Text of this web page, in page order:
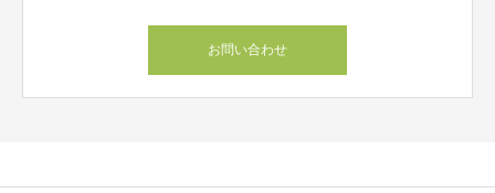
お問い合わせ